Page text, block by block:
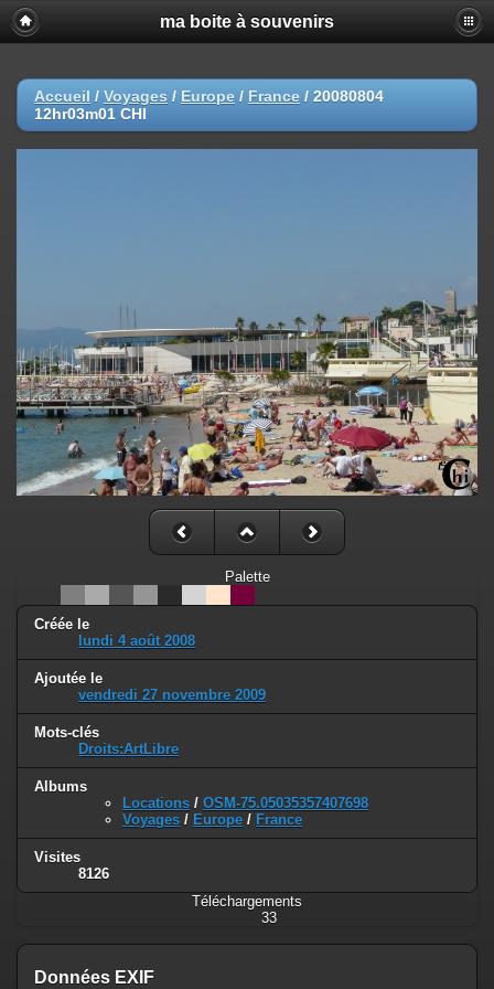
ma boite à souvenirs
Accueil / Voyages / Europe / France / 20080804
12hr03m01 CHI
Palette
Créée le
lundi 4 août 2008
Ajoutée le
vendredi 27 novembre 2009
Mots-clés
Droits:ArtLibre
Albums
Locations / OSM-75.05035357407698
Voyages / Europe / France
Visites
8126
Téléchargements
33
Données EXIF